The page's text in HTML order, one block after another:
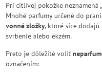
Pri citlivej pokožke neznamená
Mnohé parfumy určené do
vonné zložky, ktoré síce
svrbenie alebo ekzém.
Preto je dôležité voliť
označením: